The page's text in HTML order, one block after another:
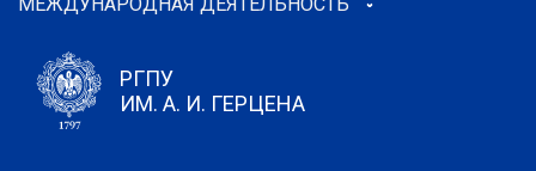
РГПУ
ИМ. А. И. ГЕРЦЕНА